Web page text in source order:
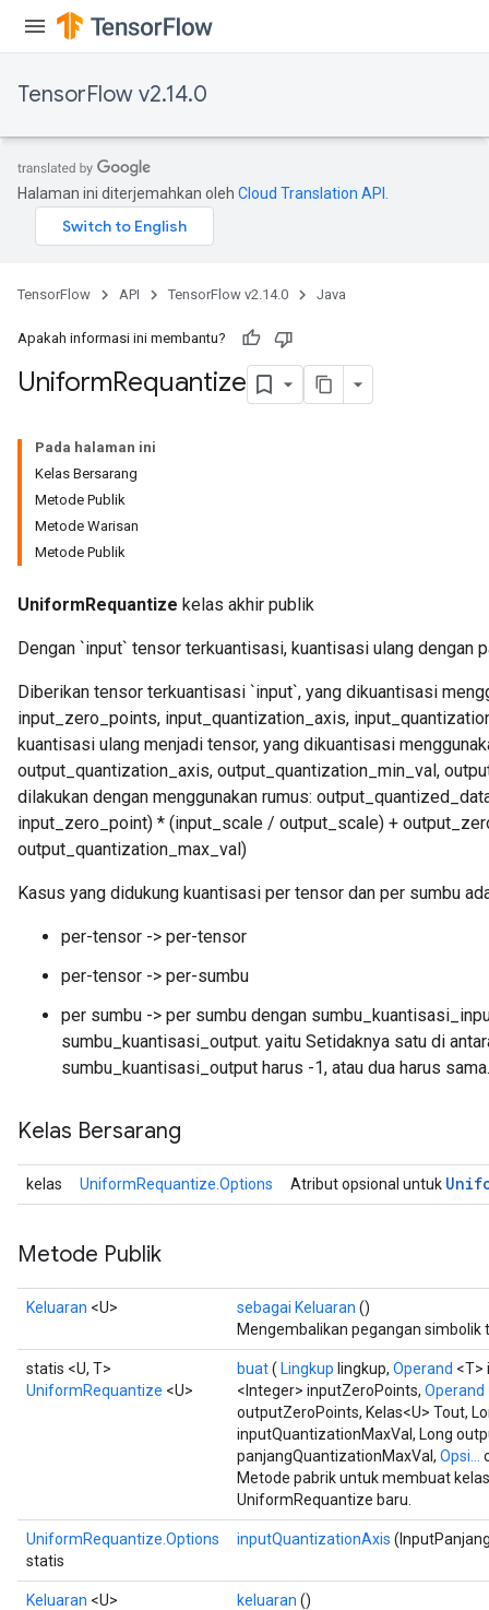
TensorFlow v2.14.0
Halaman ini diterjemahkan oleh Cloud Translation API
TensorFlow API TensorFlow v2.14.0 Java
Apakah informasi ini membantu?
UniformRequantize
Pada halaman ini
Kelas Bersarang
Metode Publik
Metode Warisan
Metode Publik
UniformRequantize kelas akhir publik
Dengan `input` tensor terkuantisasi, kuantisasi ulang dengan
Diberikan tensor terkuantisasi `input`, yang dikuantisasi
input_zero_points, input_quantization_axis,
kuantisasi ulang menjadi tensor, yang dikuantisasi
output_quantization_axis, output_quantization_min_val,
dilakukan dengan menggunakan rumus:
input_zero_point) * (input_scale / output_scale) +
output_quantization_max_val)
Kasus yang didukung kuantisasi per tensor dan per sumbu
per-tensor -> per-tensor
per-tensor -> per-sumbu
per sumbu -> per sumbu dengan
sumbu_kuantisasi_output. yaitu Setidaknya satu di
sumbu_kuantisasi_output harus -1, atau dua harus sama.
Kelas Bersarang
kelas UniformRequantize.Options Atribut opsional untuk
Metode Publik
Keluaran <U> sebagai Keluaran ()
Mengembalikan pegangan simbolik
statis <U, T>
UniformRequantize <U>
buat( Lingkup lingkup, Operand <T>
<Integer> inputZeroPoints, Operand
outputZeroPoints, Kelas<U> Tout,
inputQuantizationMaxVal, Long
panjangQuantizationMaxVal, Opsi...
Metode pabrik untuk membuat
UniformRequantize baru.
UniformRequantize.Options
statis
inputQuantizationAxis
Keluaran <U> keluaran ()